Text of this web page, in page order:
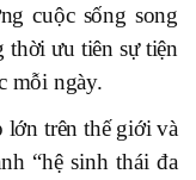
cuộc sống song
thời ưu tiên sự tiện
mỗi ngày.
lớn trên thế giới và
“hệ sinh thái đa